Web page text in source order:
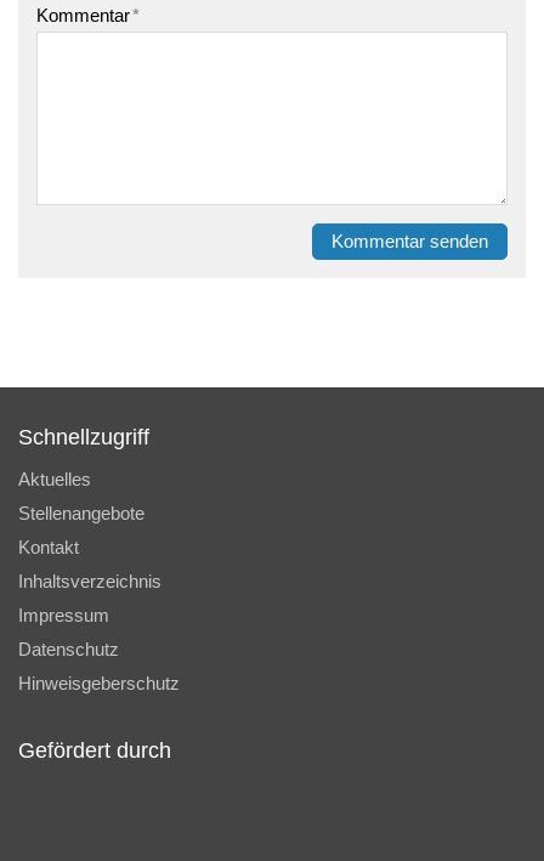
Kommentar*
Kommentar senden
Schnellzugriff
Aktuelles
Stellenangebote
Kontakt
Inhaltsverzeichnis
Impressum
Datenschutz
Hinweisgeberschutz
Gefördert durch